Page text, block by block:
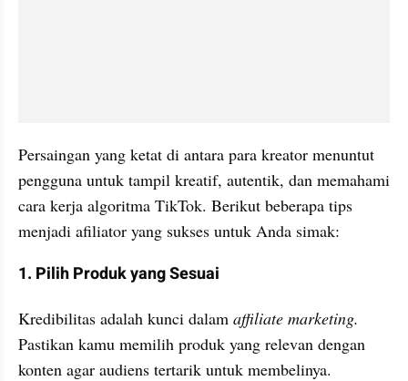
Persaingan yang ketat di antara para kreator menuntut
pengguna untuk tampil kreatif, autentik, dan memahami
cara kerja algoritma TikTok. Berikut beberapa tips
menjadi afiliator yang sukses untuk Anda simak:
1. Pilih Produk yang Sesuai
Kredibilitas adalah kunci dalam affiliate marketing.
Pastikan kamu memilih produk yang relevan dengan
konten agar audiens tertarik untuk membelinya.